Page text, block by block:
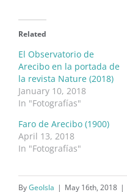
Related
El Observatorio de
Arecibo en la portada de
la revista Nature (2018)
January 10, 2018
In "Fotografías"
Faro de Arecibo (1900)
April 13, 2018
In "Fotografías"
ByGeoIsla | May 16th, 2018 |